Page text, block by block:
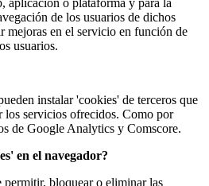
aplicación o plataforma y para la
de los usuarios de dichos
mejoras en el servicio en función de
usuarios.
instalar 'cookies' de terceros que
los servicios ofrecidos. Como por
de Google Analytics y Comscore.
en el navegador?
bloquear o eliminar las